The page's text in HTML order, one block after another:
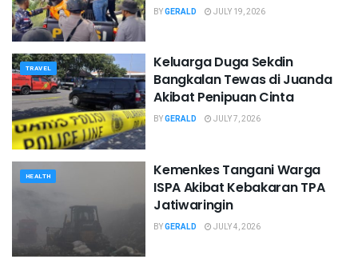
BYGERALD JULY 19, 2026
TRAVEL
Keluarga Duga Sekdin
Bangkalan Tewas di Juanda
Akibat Penipuan Cinta
BYGERALD JULY 7, 2026
HEALTH
Kemenkes Tangani Warga
ISPA Akibat Kebakaran TPA
Jatiwaringin
BYGERALD JULY 4, 2026